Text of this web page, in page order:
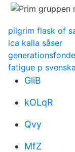
pilgrim flask of
ica kalla såser
fatigue p svenska
GliB
kOLqR
Qvy
MfZ